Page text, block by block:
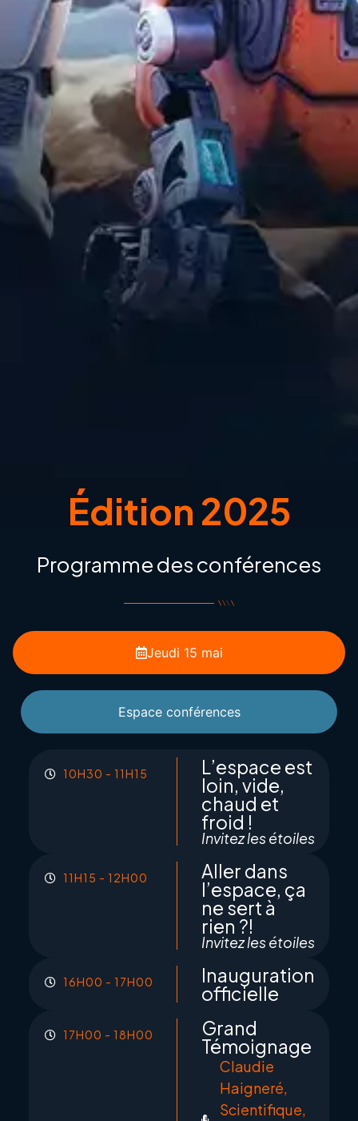
Édition 2025
Programme des conférences
Jeudi 15 mai
Espace conférences
10H30 - 11H15 L’espace est
loin, vide,
chaud et
froid !
Invitez les étoiles
11H15 - 12H00 Aller dans
l’espace, ça
ne sert à
rien ?!
Invitez les étoiles
16H00 - 17H00 Inauguration
officielle
17H00 - 18H00 Grand
Témoignage
Claudie
Haigneré,
Scientifique,